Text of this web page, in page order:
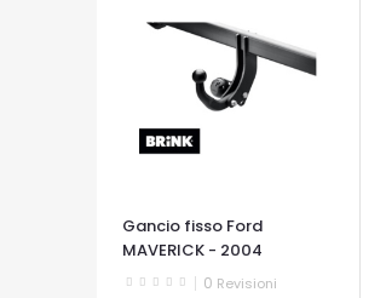
Gancio fisso Ford
MAVERICK - 2004
0 Revisioni